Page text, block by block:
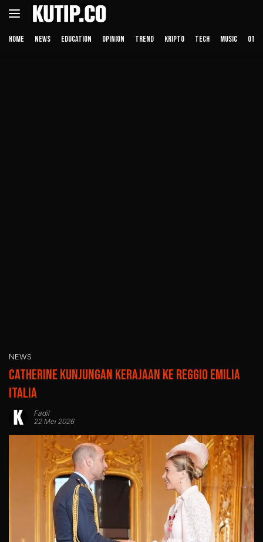
Langsung
HOME NEWS EDUCATION OPINION TREND KRIPTO TECH MUSIC
NEWS
Catherine Kunjungan Kerajaan ke Reggio Emilia
Italia
Fadil
22 Mei 2026